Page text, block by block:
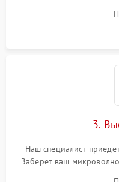
3.
Наш специалист
Заберет ваш